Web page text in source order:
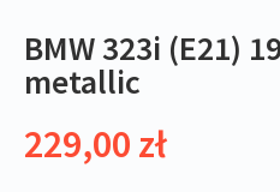
BMW 323i (E21)
metallic
229,00 zł